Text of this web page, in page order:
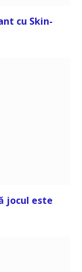
cu Skin-
jocul este